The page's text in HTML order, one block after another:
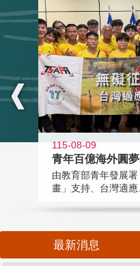
115-08-09
青年百億海外圓
由教育部青年發展
畫」支持、台灣適應
最新消息